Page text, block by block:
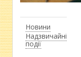
Новини
Надзвичайні
події